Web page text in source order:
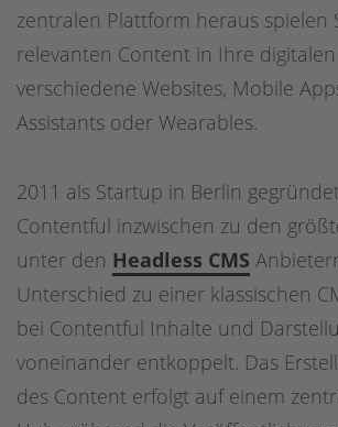
zentralen Plattform heraus spielen
relevanten Content in Ihre digitalen
verschiedene Websites, Mobile
Assistants oder Wearables.
2011 als Startup in Berlin
Contentful inzwischen zu den
unter den Headless CMS
Unterschied zu einer klassischen
bei Contentful Inhalte und
voneinander entkoppelt. Das
des Content erfolgt auf einem